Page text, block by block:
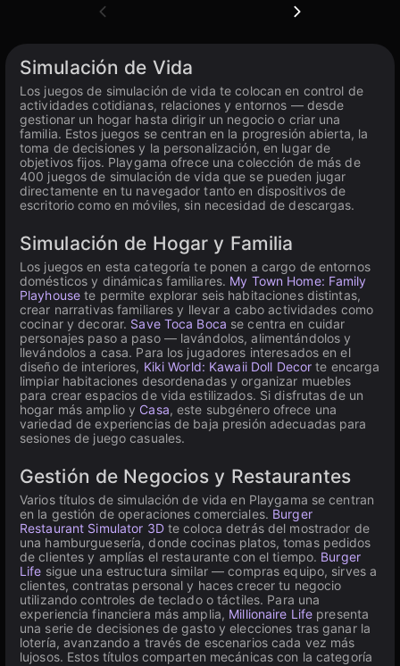
Simulación de Vida
Los juegos de simulación de vida te colocan en control de
actividades cotidianas, relaciones y entornos — desde
gestionar un hogar hasta dirigir un negocio o criar una
familia. Estos juegos se centran en la progresión abierta, la
toma de decisiones y la personalización, en lugar de
objetivos fijos. Playgama ofrece una colección de más de
400 juegos de simulación de vida que se pueden jugar
directamente en tu navegador tanto en dispositivos de
escritorio como en móviles, sin necesidad de descargas.
Simulación de Hogar y Familia
Los juegos en esta categoría te ponen a cargo de entornos
domésticos y dinámicas familiares. My Town Home: Family
Playhouse te permite explorar seis habitaciones distintas,
crear narrativas familiares y llevar a cabo actividades como
cocinar y decorar. Save Toca Boca se centra en cuidar
personajes paso a paso — lavándolos, alimentándolos y
llevándolos a casa. Para los jugadores interesados en el
diseño de interiores, Kiki World: Kawaii Doll Decor te encarga
limpiar habitaciones desordenadas y organizar muebles
para crear espacios de vida estilizados. Si disfrutas de un
hogar más amplio y Casa, este subgénero ofrece una
variedad de experiencias de baja presión adecuadas para
sesiones de juego casuales.
Gestión de Negocios y Restaurantes
Varios títulos de simulación de vida en Playgama se centran
en la gestión de operaciones comerciales. Burger
Restaurant Simulator 3Dte coloca detrás del mostrador de
una hamburguesería, donde cocinas platos, tomas pedidos
de clientes y amplías el restaurante con el tiempo. Burger
Life sigue una estructura similar — compras equipo, sirves a
clientes, contratas personal y haces crecer tu negocio
utilizando controles de teclado o táctiles. Para una
experiencia financiera más amplia, Millionaire Life presenta
una serie de decisiones de gasto y elecciones tras ganar la
lotería, avanzando a través de escenarios cada vez más
lujosos. Estos títulos comparten mecánicas con la categoría